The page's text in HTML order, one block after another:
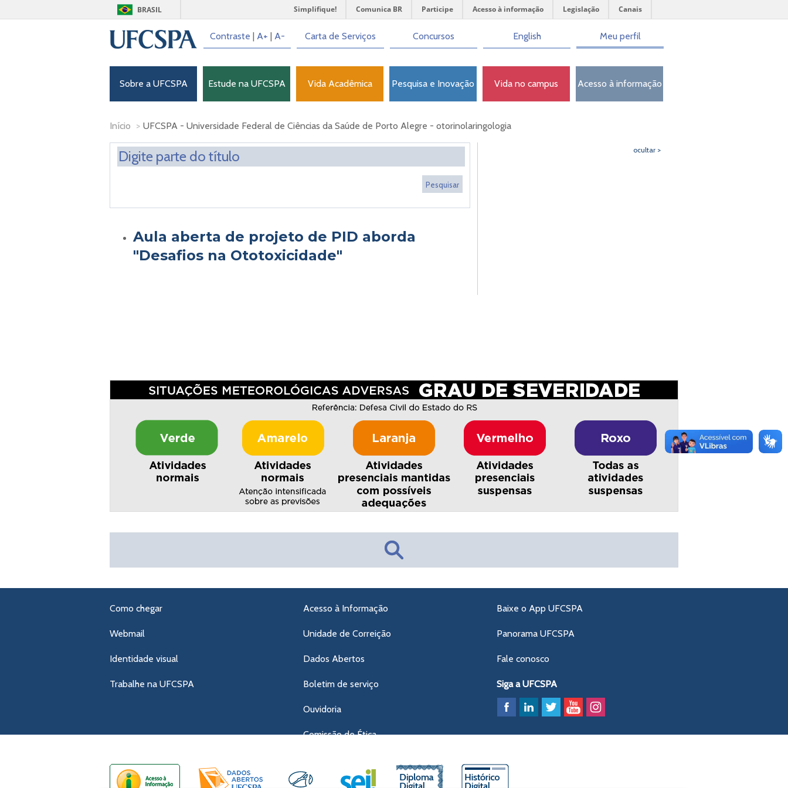
BRASIL Simplifique! Comunica BR Participe Acesso à informação Legislação Canais
Contraste | A+ | A- Carta de Serviços Concursos English Meu perfil
Sobre a UFCSPA Estude na UFCSPA Vida Acadêmica Pesquisa e Inovação Vida no campus Acesso à informação
Início > UFCSPA - Universidade Federal de Ciências da Saúde de Porto Alegre - otorinolaringologia
Aula aberta de projeto de PID aborda
"Desafios na Ototoxicidade"
ocultar >
Como chegar
Webmail
Identidade visual
Trabalhe na UFCSPA
Acesso à Informação
Unidade de Correição
Dados Abertos
Boletim de serviço
Ouvidoria
Comissão de Ética
Baixe o App UFCSPA
Panorama UFCSPA
Fale conosco
Siga a UFCSPA